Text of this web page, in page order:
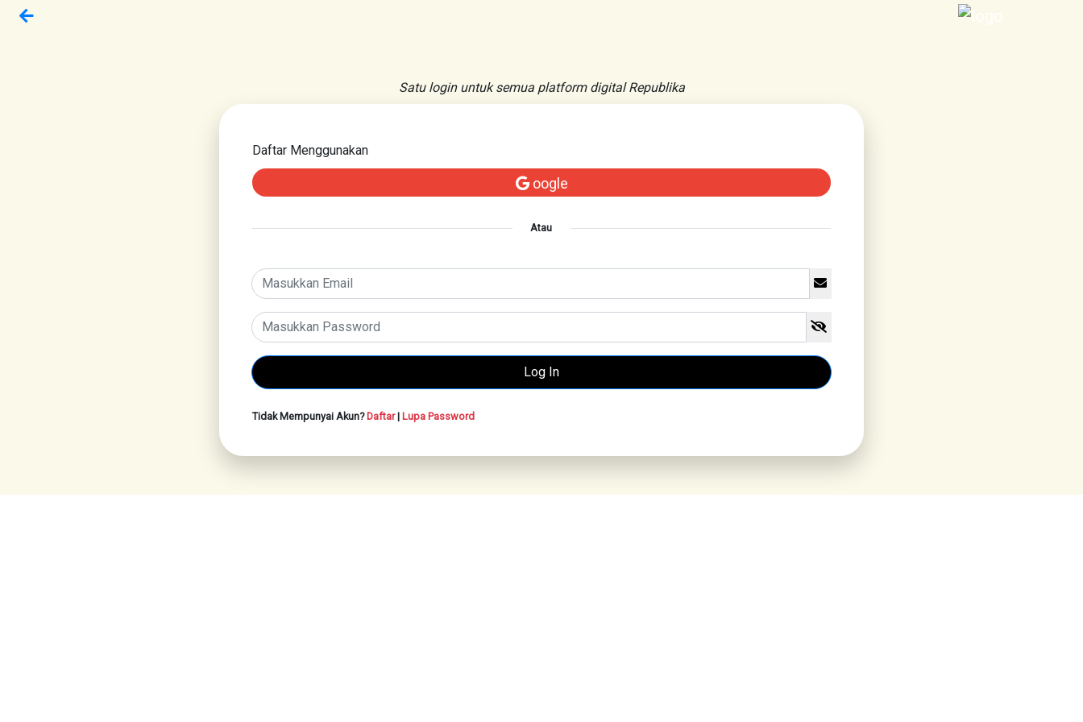
Satu login untuk semua platform digital Republika
Daftar Menggunakan
oogle
Atau
Tidak Mempunyai Akun?Daftar| Lupa Password